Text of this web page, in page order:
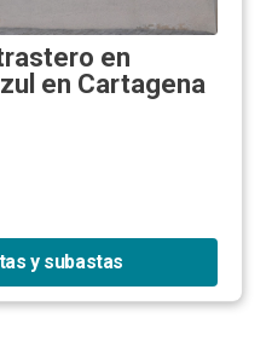
en
en Cartagena
y subastas